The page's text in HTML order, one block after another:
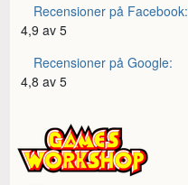
Recensioner på Facebook:
4,9 av 5
Recensioner på Google:
4,8 av 5